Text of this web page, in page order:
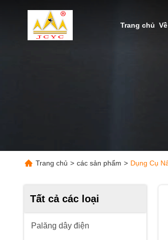
Trang chủ
Trang chủ > các sản phẩm > Dụng Cụ
Tất cả các loại
Palăng dây điện